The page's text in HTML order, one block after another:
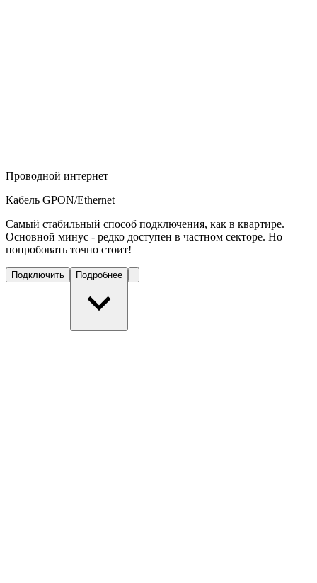
Проводной интернет
Кабель GPON/Ethernet
Самый стабильный способ подключения, как в квартире.
Основной минус - редко доступен в частном секторе. Но
попробовать точно стоит!
Подключить Подробнее